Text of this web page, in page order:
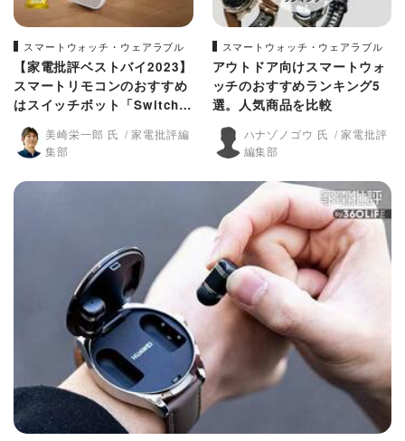
スマートウォッチ・ウェアラブル
【家電批評ベストバイ2023】
スマートリモコンのおすすめ
はスイッチボット「SwitchB
ot ハブ2」家電の自動化が意
のままにできる!
美崎栄一郎 氏
家電批評編
集部
スマートウォッチ・ウェアラブル
アウトドア向けスマートウォ
ッチのおすすめランキング5
選。人気商品を比較
ハナゾノゴウ 氏
家電批評
編集部